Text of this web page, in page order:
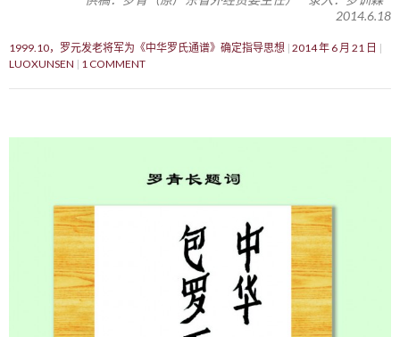
2014.6.18
1999.10，罗元发老将军为《中华罗氏通谱》确定指导思想 2014 年 6 月 21 日
LUOXUNSEN
1 COMMENT